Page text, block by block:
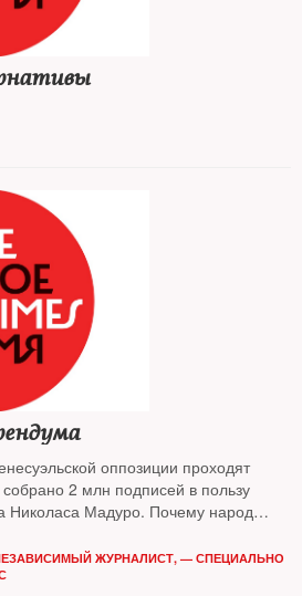
оппозиции проходят
2 млн подписей в пользу
Николаса Мадуро. Почему народ
ЖУРНАЛИСТ, — СПЕЦИАЛЬНО